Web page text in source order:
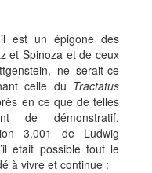
est un épigone des
et Spinoza et de ceux
ne serait-ce
celle du Tractatus
en ce que de telles
de démonstratif,
3.001 de Ludwig
était possible tout le
à vivre et continue :